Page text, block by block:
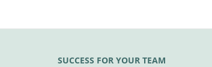
SUCCESS FOR YOUR TEAM